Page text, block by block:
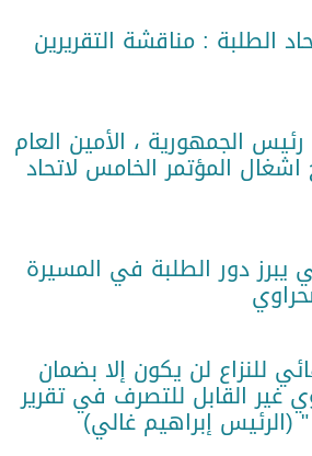
الطلبة : مناقشة التقريرين
الجمهورية ، الأمين العام
المؤتمر الخامس لاتحاد
يبرز دور الطلبة في المسيرة
للنزاع لن يكون إلا بضمان
غير القابل للتصرف في تقرير
(الرئيس إبراهيم غالي)